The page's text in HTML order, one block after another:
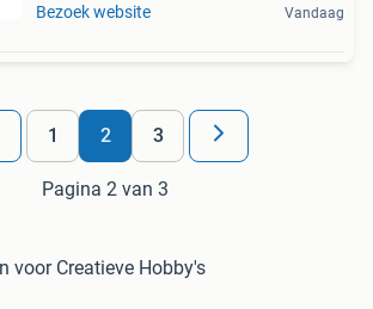
Bezoek website Vandaag
1 2 3
Pagina 2 van 3
voor Creatieve Hobby's